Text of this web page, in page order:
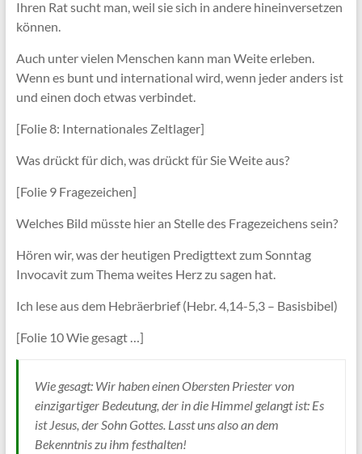
Ihren Rat sucht man, weil sie sich in andere hineinversetzen
können.
Auch unter vielen Menschen kann man Weite erleben.
Wenn es bunt und international wird, wenn jeder anders ist
und einen doch etwas verbindet.
[Folie 8: Internationales Zeltlager]
Was drückt für dich, was drückt für Sie Weite aus?
[Folie 9 Fragezeichen]
Welches Bild müsste hier an Stelle des Fragezeichens sein?
Hören wir, was der heutigen Predigttext zum Sonntag
Invocavit zum Thema weites Herz zu sagen hat.
Ich lese aus dem Hebräerbrief (Hebr. 4,14-5,3 – Basisbibel)
[Folie 10 Wie gesagt …]
Wie gesagt: Wir haben einen Obersten Priester von
einzigartiger Bedeutung, der in die Himmel gelangt ist: Es
ist Jesus, der Sohn Gottes. Lasst uns also an dem
Bekenntnis zu ihm festhalten!